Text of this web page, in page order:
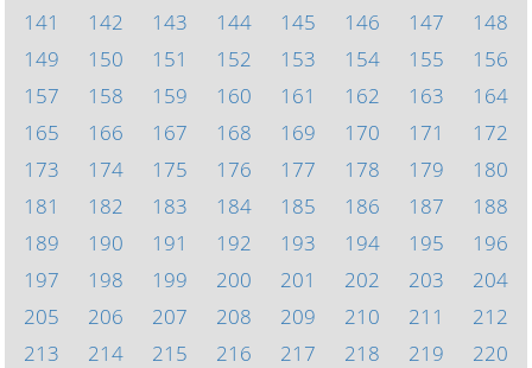
141
142 143 144 145 146 147
148
149
150 151 152 153 154 155
156
157
158 159 160 161 162 163
164
165
166 167 168 169 170 171
172
173
174 175 176 177 178 179
180
181
182 183 184 185 186 187
188
189
190 191 192 193 194 195
196
197
198 199 200 201 202 203
204
205
206 207 208 209 210 211
212
213
214 215 216 217 218 219
220